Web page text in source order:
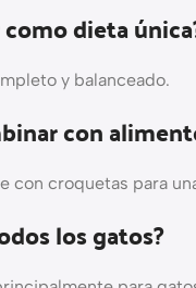
dieta
y balanceado.
con
con croquetas para
los gatos?